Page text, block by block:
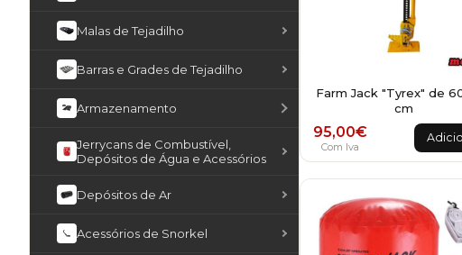
Malas de Tejadilho
Barras e Grades de Tejadilho
Armazenamento
Jerrycans de Combustível,
Depósitos de Água e Acessórios
Depósitos de Ar
Acessórios de Snorkel
Farm Jack "Tyrex" de
cm
95,00€
Com Iva